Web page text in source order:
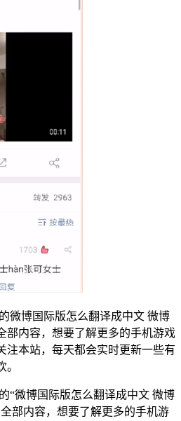
微博国际版怎么翻译成中文 微博
部内容，想要了解更多的手机游戏
注本站，每天都会实时更新一些有
“微博国际版怎么翻译成中文 微博
部内容，想要了解更多的手机游